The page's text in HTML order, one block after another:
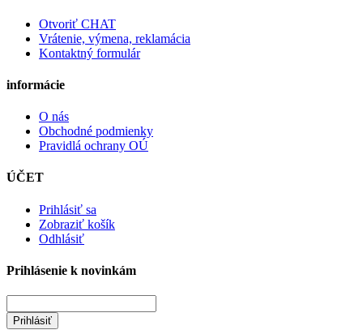
Otvoriť CHAT
Vrátenie, výmena, reklamácia
Kontaktný formulár
informácie
O nás
Obchodné podmienky
Pravidlá ochrany OÚ
ÚČET
Prihlásiť sa
Zobraziť košík
Odhlásiť
Prihlásenie k novinkám
Prihlásiť